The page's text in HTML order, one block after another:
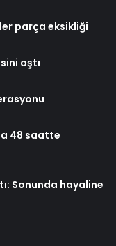
parça eksikliği
aştı
48 saatte
Sonunda hayaline